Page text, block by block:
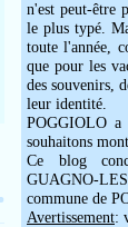
n'est peut-être
le plus typé.
toute l'année,
que pour les
des souvenirs,
leur identité.
POGGIOLO
souhaitons
Ce blog
GUAGNO-
commune de
Avertissement: